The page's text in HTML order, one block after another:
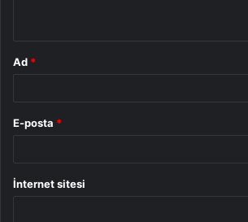
Ad *
E-posta *
İnternet sitesi